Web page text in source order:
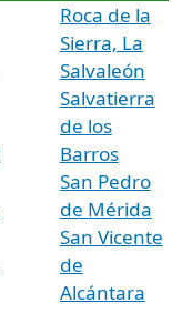
Roca de la
Sierra, La
Salvaleón
Salvatierra
de los
Barros
San Pedro
de Mérida
San Vicente
de
Alcántara